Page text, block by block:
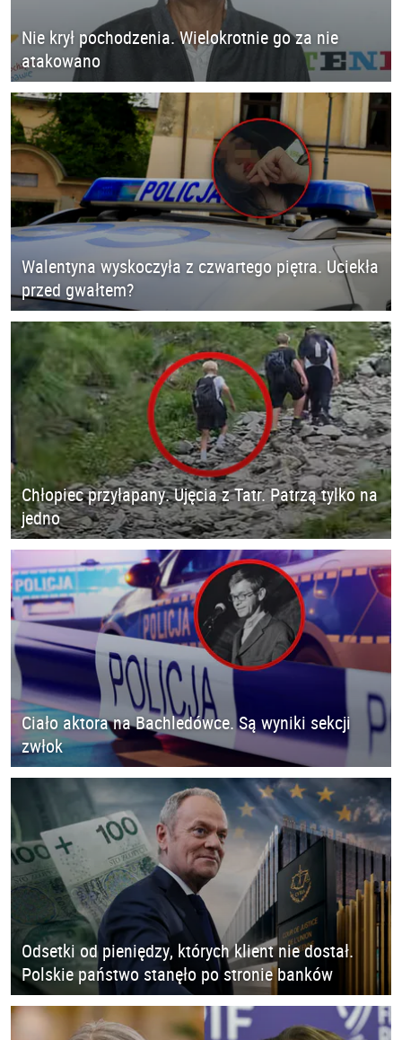
Nie krył pochodzenia. Wielokrotnie go za nie
atakowano
Walentyna wyskoczyła z czwartego piętra. Uciekła
przed gwałtem?
Chłopiec przyłapany. Ujęcia z Tatr. Patrzą tylko na
jedno
Ciało aktora na Bachledówce. Są wyniki sekcji
zwłok
Odsetki od pieniędzy, których klient nie dostał.
Polskie państwo stanęło po stronie banków